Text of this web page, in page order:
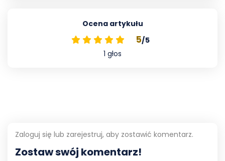
Ocena artykułu
5/5
1 głos
Zostaw swój komentarz!
Zaloguj się lub zarejestruj, aby zostawić komentarz.